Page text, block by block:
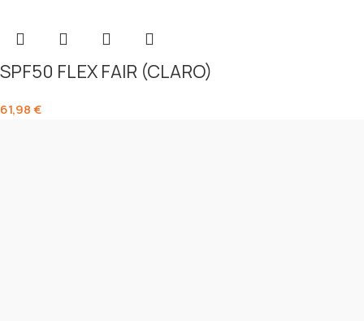
SPF50 FLEX FAIR (CLARO)
61,98€